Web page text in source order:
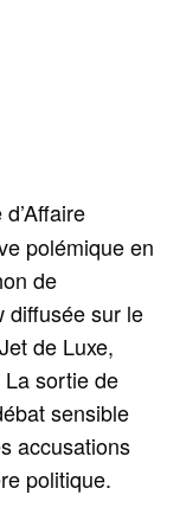
polémique en
de
diffusée sur le
de Luxe,
La sortie de
sensible
accusations
politique.